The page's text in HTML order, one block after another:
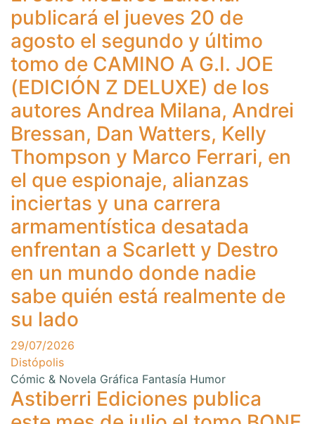
publicará el jueves 20 de
agosto el segundo y último
tomo de CAMINO A G.I. JOE
(EDICIÓN Z DELUXE) de los
autores Andrea Milana, Andrei
Bressan, Dan Watters, Kelly
Thompson y Marco Ferrari, en
el que espionaje, alianzas
inciertas y una carrera
armamentística desatada
enfrentan a Scarlett y Destro
en un mundo donde nadie
sabe quién está realmente de
su lado
29/07/2026
Distópolis
Cómic & Novela Gráfica Fantasía Humor
Astiberri Ediciones publica